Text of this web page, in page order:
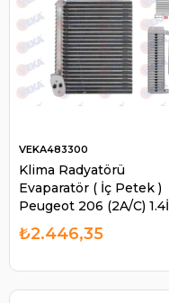
Klima Radyatörü
Evaparatör ( İç Petek )
Peugeot 206 (2A/C) 1.4İ
16V - 1.6İ 16V - 1.6 HDI
1998-2006 | VEKA
VEKA483300
₺2.446,35